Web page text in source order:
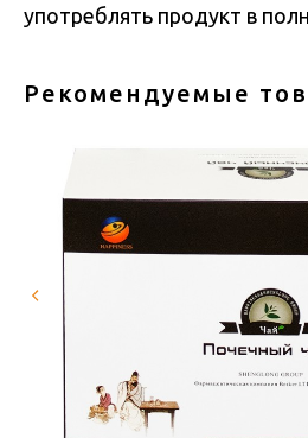
употреблять продукт в
Рекомендуемые